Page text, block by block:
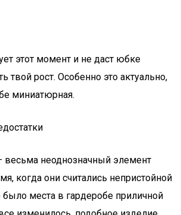
этот момент и не даст юбке
твой рост. Особенно это актуально,
миниатюрная.
весьма неоднозначный элемент
когда они считались непристойной
места в гардеробе приличной